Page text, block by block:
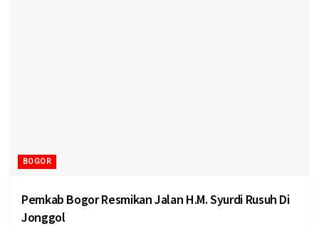
BOGOR
Pemkab Bogor Resmikan Jalan H.M. Syurdi Rusuh Di
Jonggol